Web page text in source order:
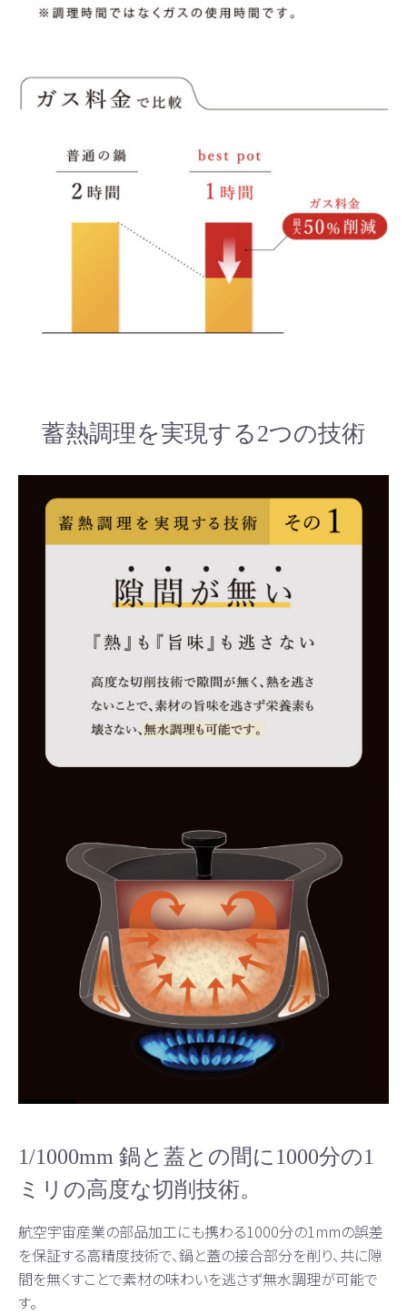
蓄熱調理を実現する2つの技術
1/1000mm 鍋と蓋との間に1000分の1
ミリの高度な切削技術。
航空宇宙産業の部品加工にも携わる1000分の1mmの誤差
を保証する高精度技術で、鍋と蓋の接合部分を削り、共に隙
間を無くすことで素材の味わいを逃さず無水調理が可能で
す。